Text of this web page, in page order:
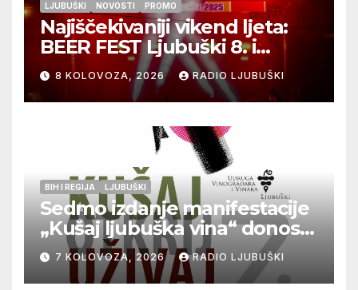
LJUBUŠKI NOVOSTI PROMO
Najiščekivaniji vikend ljeta:
BEER FEST Ljubuški 8. i
9.kolovoza
8 KOLOVOZA, 2026 RADIO LJUBUŠKI
BIH I REGIJA LJUBUŠKI
Sedmo izdanje manifestacije
„Kušaj ljubuška vina“ donosi
vrhunska vina, gastronomiju i
glazbu
7 KOLOVOZA, 2026 RADIO LJUBUŠKI